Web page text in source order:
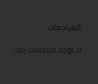
المراجعات
لا توجد مراجعات بعد.